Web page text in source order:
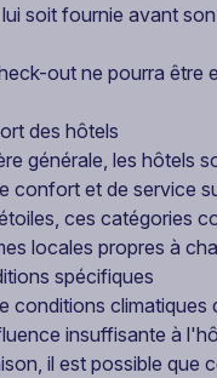
soit fournie avant
out ne pourra être
des hôtels
générale, les hôtels
confort et de service
ces catégories
locales propres à
spécifiques
conditions climatiques
insuffisante à
il est possible que